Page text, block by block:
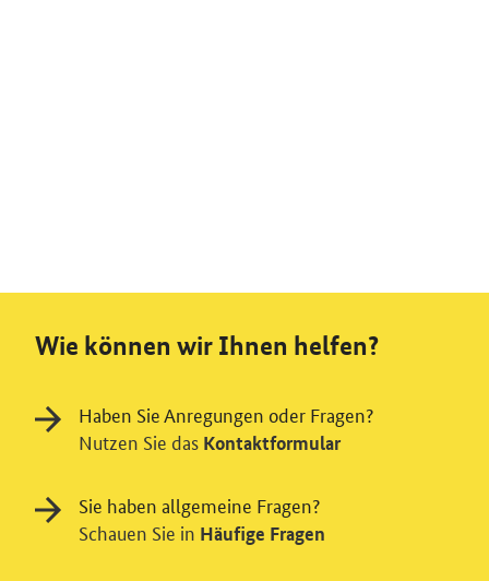
Wie können wir Ihnen helfen?
Haben Sie Anregungen oder Fragen?
Nutzen Sie das Kontaktformular
Sie haben allgemeine Fragen?
Schauen Sie in Häufige Fragen